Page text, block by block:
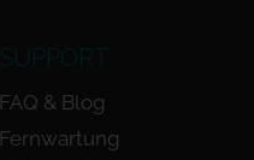
SUPPORT
FAQ & Blog
Fernwartung